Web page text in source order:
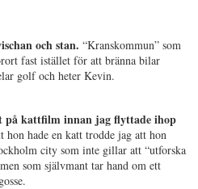
och stan. “Kranskommun” som
fast istället för att bränna bilar
golf och heter Kevin.
på kattfilm innan jag flyttade ihop
hon hade en katt trodde jag att hon
city som inte gillar att “utforska
som självmant tar hand om ett